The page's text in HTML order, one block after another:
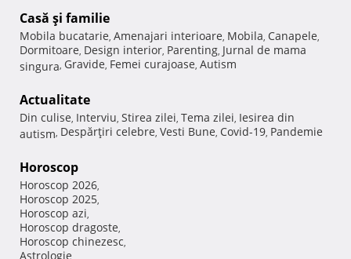
Casă şi familie
Mobila bucatarie, Amenajari interioare, Mobila, Canapele,
Dormitoare, Design interior, Parenting, Jurnal de mama
singura, Gravide, Femei curajoase, Autism
Actualitate
Din culise, Interviu, Stirea zilei, Tema zilei, Iesirea din
autism, Despărţiri celebre, Vesti Bune, Covid-19, Pandemie
Horoscop
Horoscop 2026,
Horoscop 2025,
Horoscop azi,
Horoscop dragoste,
Horoscop chinezesc,
Astrologie